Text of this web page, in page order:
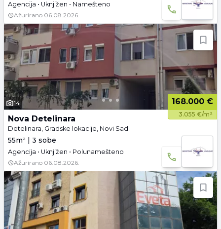
Agencija • Uknjižen • Namešteno
Ažurirano 06.08.2026.
14 168.000 €
3.055 €/m²
Nova Detelinara
Detelinara, Gradske lokacije, Novi Sad
55m² | 3 sobe
Agencija • Uknjižen • Polunamešteno
Ažurirano 06.08.2026.